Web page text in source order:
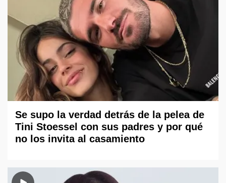
Se supo la verdad detrás de la pelea de
Tini Stoessel con sus padres y por qué
no los invita al casamiento